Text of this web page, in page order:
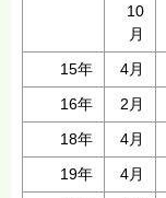
10
月
15年 4月
16年
2月
18年
4月
19年
4月